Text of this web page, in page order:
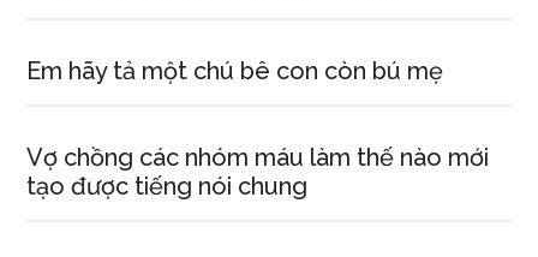
Em hãy tả một chú bê con còn bú mẹ
Vợ chồng các nhóm máu làm thế nào mới
tạo được tiếng nói chung